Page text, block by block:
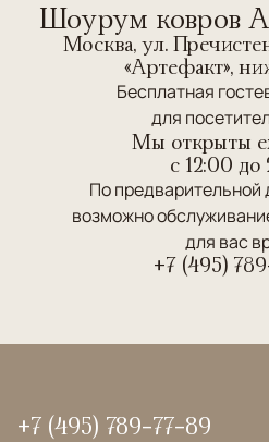
Шоурум ковров
Москва, ул.
«Артефакт»,
Бесплатная
для
Мы открыты
c 12:00 до
По предварительной
возможно
для вас
+7 (495)
+7 (495) 789-77-89